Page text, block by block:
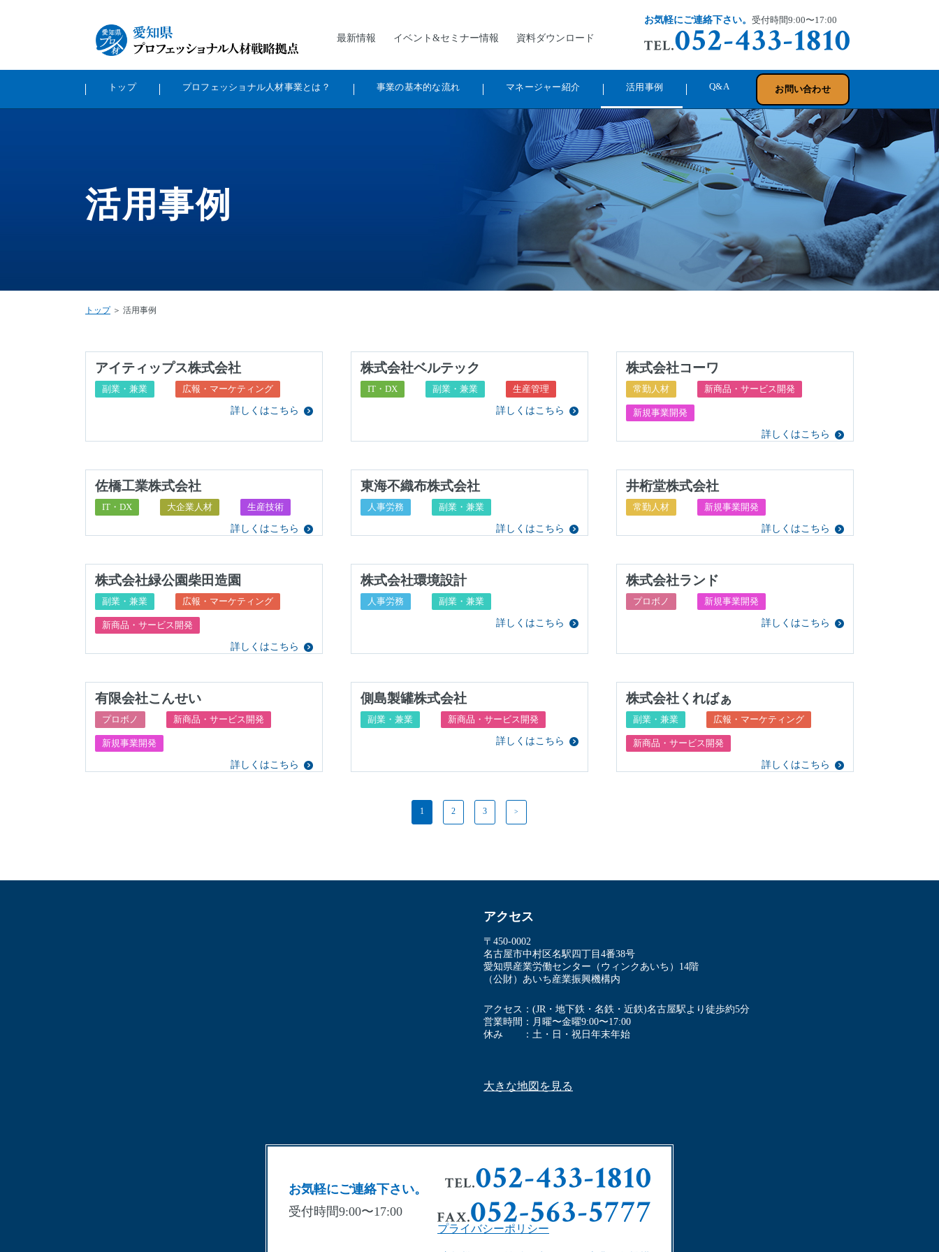
最新情報 イベント&セミナー情報 資料ダウンロード
お気軽にご連絡下さい。 受付時間9:00〜17:00
トップ プロフェッショナル⼈材事業とは？ 事業の基本的な流れ マネージャー紹介 活⽤事例 Q&A お問い合わせ
活⽤事例
トップ＞ 活⽤事例
アイティップス株式会社
副業・兼業 広報・マーケティング
詳しくはこちら
株式会社ベルテック
IT・DX 副業・兼業 生産管理
詳しくはこちら
株式会社コーワ
常勤人材 新商品・サービス開発
新規事業開発
詳しくはこちら
佐橋工業株式会社
IT・DX ⼤企業人材 生産技術
詳しくはこちら
東海不織布株式会社
人事労務 副業・兼業
詳しくはこちら
井桁堂株式会社
常勤人材 新規事業開発
詳しくはこちら
株式会社緑公園柴田造園
副業・兼業 広報・マーケティング
新商品・サービス開発
詳しくはこちら
株式会社環境設計
人事労務 副業・兼業
詳しくはこちら
株式会社ランド
プロボノ 新規事業開発
詳しくはこちら
有限会社こんせい
プロボノ 新商品・サービス開発
新規事業開発
詳しくはこちら
側島製罐株式会社
副業・兼業 新商品・サービス開発
詳しくはこちら
株式会社くればぁ
副業・兼業 広報・マーケティング
新商品・サービス開発
詳しくはこちら
1 2 3
アクセス
〒450-0002
名古屋市中村区名駅四丁⽬4番38号
愛知県産業労働センター（ウィンクあいち）14階
（公財）あいち産業振興機構内
アクセス
(JR・地下鉄・名鉄・近鉄)名古屋駅より徒歩約5分
営業時間
⽉曜〜⾦曜9:00〜17:00
休み
⼟・⽇・祝⽇年末年始
大きな地図を見る
お気軽にご連絡下さい。
受付時間9:00〜17:00
プライバシーポリシー